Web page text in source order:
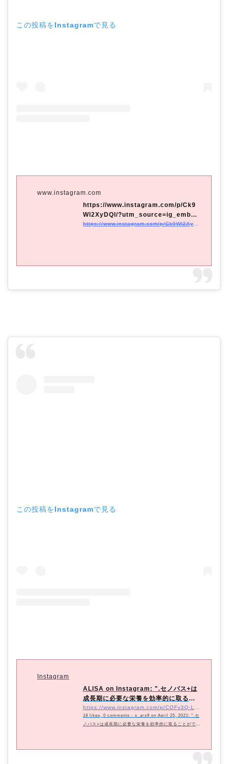
この投稿をInstagramで見る
www.instagram.com
https://www.instagram.com/p/Ck9
Wl2XyDQI/?utm_source=ig_embed
&#038;utm_cam...
この投稿をInstagramで見る
Instagram
ALISA on Instagram: ".セノバス+は
成長期に必要な栄養を効率的に取るこ
とができる...
18 likes, 0 comments - s_ars9 on April 25, 2021: ".セ
ノバス+は成長期に必要な栄養を効率的に取ることができ
のアミノ酸、伸びるチカラにアプローチするアルギニン